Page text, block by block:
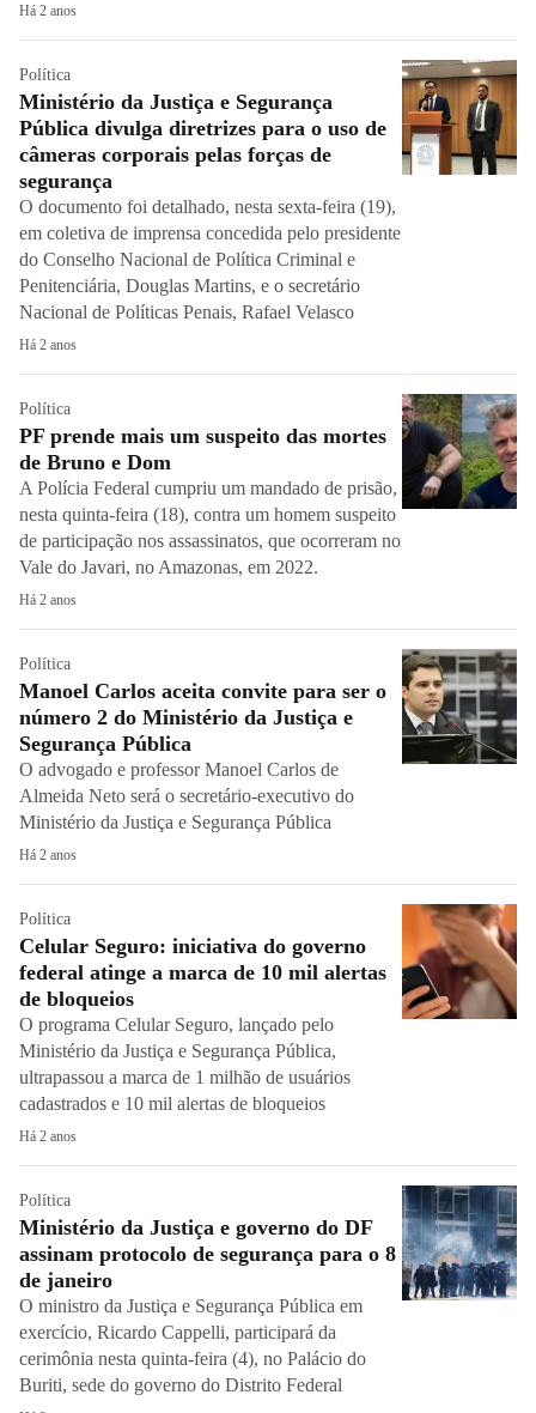
Há 2 anos
Política
Ministério da Justiça e Segurança
Pública divulga diretrizes para o uso de
câmeras corporais pelas forças de
segurança
O documento foi detalhado, nesta sexta-feira (19),
em coletiva de imprensa concedida pelo presidente
do Conselho Nacional de Política Criminal e
Penitenciária, Douglas Martins, e o secretário
Nacional de Políticas Penais, Rafael Velasco
Há 2 anos
Política
PF prende mais um suspeito das mortes
de Bruno e Dom
A Polícia Federal cumpriu um mandado de prisão,
nesta quinta-feira (18), contra um homem suspeito
de participação nos assassinatos, que ocorreram no
Vale do Javari, no Amazonas, em 2022.
Há 2 anos
Política
Manoel Carlos aceita convite para ser o
número 2 do Ministério da Justiça e
Segurança Pública
O advogado e professor Manoel Carlos de
Almeida Neto será o secretário-executivo do
Ministério da Justiça e Segurança Pública
Há 2 anos
Política
Celular Seguro: iniciativa do governo
federal atinge a marca de 10 mil alertas
de bloqueios
O programa Celular Seguro, lançado pelo
Ministério da Justiça e Segurança Pública,
ultrapassou a marca de 1 milhão de usuários
cadastrados e 10 mil alertas de bloqueios
Há 2 anos
Política
Ministério da Justiça e governo do DF
assinam protocolo de segurança para o 8
de janeiro
O ministro da Justiça e Segurança Pública em
exercício, Ricardo Cappelli, participará da
cerimônia nesta quinta-feira (4), no Palácio do
Buriti, sede do governo do Distrito Federal